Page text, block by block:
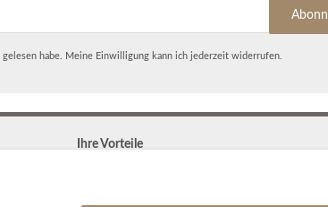
gelesen habe. Meine Einwilligung kann ich jederzeit widerrufen.
Ihre Vorteile